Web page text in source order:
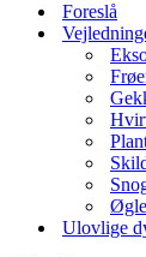
Foreslå
Ulovlige